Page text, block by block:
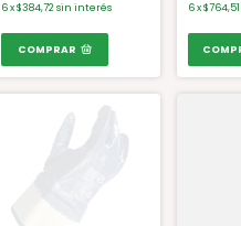
6x$384,72 sin interés
COMPRAR
6x$764,51